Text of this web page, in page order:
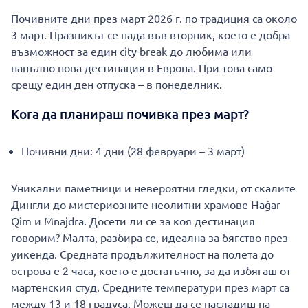
Почивните дни през март 2026 г. по традиция са около
3 март. Празникът се пада във вторник, което е добра
възможност за един city break до любима или
напълно нова дестинация в Европа. При това само
срещу един ден отпуска – в понеделник.
Кога да планираш почивка през март?
Почивни дни: 4 дни (28 февруари – 3 март)
Уникални паметници и невероятни гледки, от скалите
Дингли до мистериозните неолитни храмове Ħaġar
Qim и Mnajdra. Досети ли се за коя дестинация
говорим? Малта, разбира се, идеална за бягство през
уикенда. Средната продължителност на полета до
острова е 2 часа, което е достатъчно, за да избягаш от
мартенския студ. Средните температури през март са
между 13 и 18 градуса. Можеш да се насладиш на